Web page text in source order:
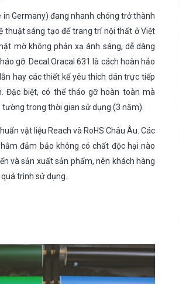
in Germany) đang nhanh chóng trở thành
thuật sáng tạo để trang trí nội thất ở Việt
mờ không phản xạ ánh sáng, dễ dàng
gỡ. Decal Oracal 631 là cách hoàn hảo
hay các thiết kế yêu thích dán trực tiếp
Đặc biệt, có thể tháo gỡ hoàn toàn mà
trong thời gian sử dụng (3 năm).
vật liệu Reach và RoHS Châu Âu. Các
đảm bảo không có chất độc hại nào
và sản xuất sản phẩm, nên khách hàng
trình sử dụng.